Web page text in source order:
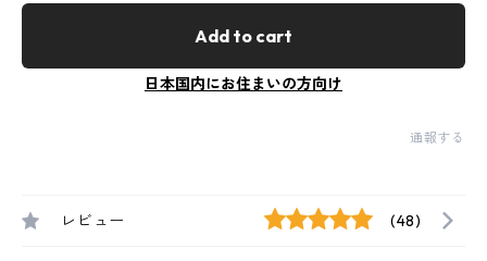
Add to cart
日本国内にお住まいの方向け
通報する
レビュー (48)